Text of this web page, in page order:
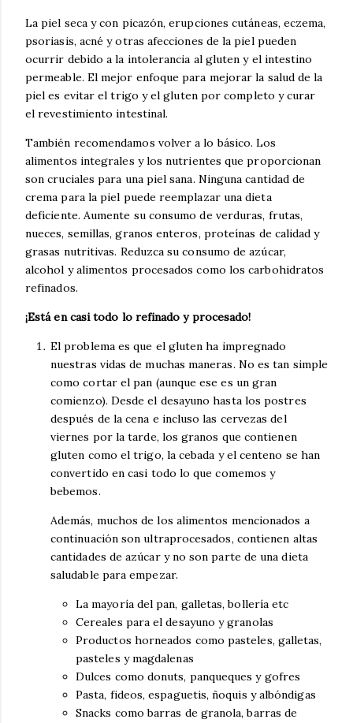
La piel seca y con picazón, erupciones cutáneas, eczema,
psoriasis, acné y otras afecciones de la piel pueden
ocurrir debido a la intolerancia al gluten y el intestino
permeable. El mejor enfoque para mejorar la salud de la
piel es evitar el trigo y el gluten por completo y curar
el revestimiento intestinal.
También recomendamos volver a lo básico. Los
alimentos integrales y los nutrientes que proporcionan
son cruciales para una piel sana. Ninguna cantidad de
crema para la piel puede reemplazar una dieta
deficiente. Aumente su consumo de verduras, frutas,
nueces, semillas, granos enteros, proteínas de calidad y
grasas nutritivas. Reduzca su consumo de azúcar,
alcohol y alimentos procesados como los carbohidratos
refinados.
¡Está en casi todo lo refinado y procesado!
El problema es que el gluten ha impregnado
nuestras vidas de muchas maneras. No es tan simple
como cortar el pan (aunque ese es un gran
comienzo). Desde el desayuno hasta los postres
después de la cena e incluso las cervezas del
viernes por la tarde, los granos que contienen
gluten como el trigo, la cebada y el centeno se han
convertido en casi todo lo que comemos y
bebemos.
Además, muchos de los alimentos mencionados a
continuación son ultraprocesados, contienen altas
cantidades de azúcar y no son parte de una dieta
saludable para empezar.
La mayoría del pan, galletas, bollería etc
Cereales para el desayuno y granolas
Productos horneados como pasteles, galletas,
pasteles y magdalenas
Dulces como donuts, panqueques y gofres
Pasta, fideos, espaguetis, ñoquis y albóndigas
Snacks como barras de granola, barras de